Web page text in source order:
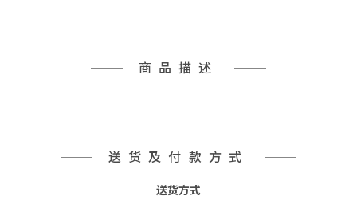
商品描述
送货及付款方式
送货方式